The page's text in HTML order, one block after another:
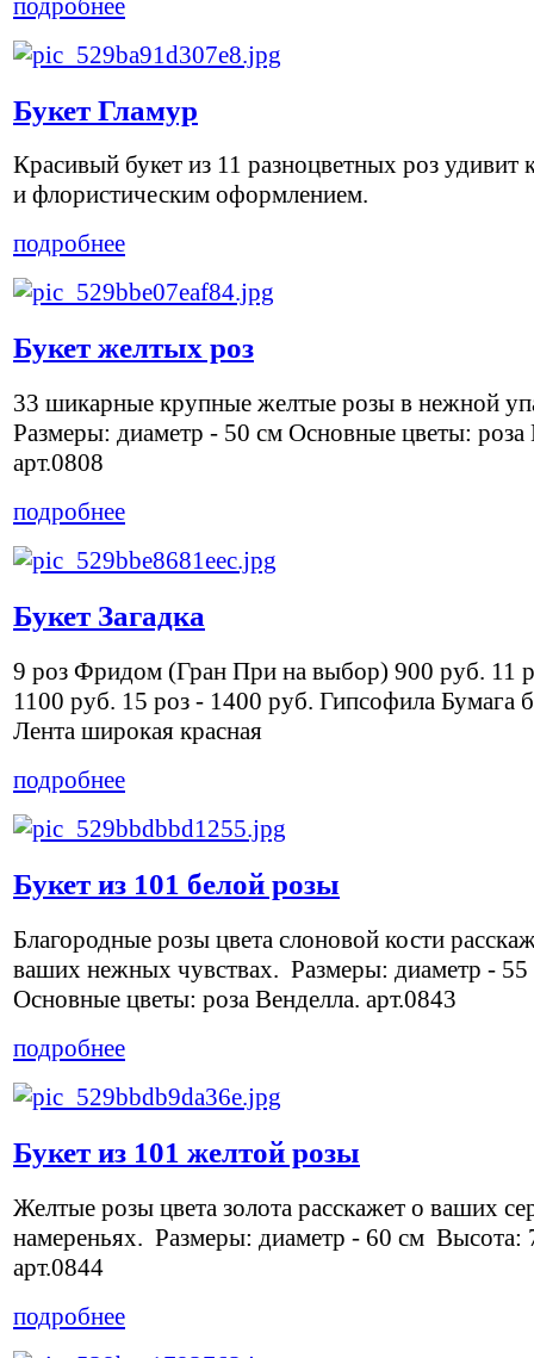
Букет Гламур
Красивый букет из 11 разноцветных роз удивит
и флористическим оформлением.
подробнее
Букет желтых роз
33 шикарные крупные желтые розы в нежной
Размеры: диаметр - 50 см Основные цветы: роза
арт.0808
подробнее
Букет Загадка
9 роз Фридом (Гран При на выбор) 900 руб. 11
1100 руб. 15 роз - 1400 руб. Гипсофила Бумага
Лента широкая красная
подробнее
Букет из 101 белой розы
Благородные розы цвета слоновой кости
ваших нежных чувствах. Размеры: диаметр -
Основные цветы: роза Венделла. арт.0843
подробнее
Букет из 101 желтой розы
Желтые розы цвета золота расскажет о ваших
намереньях. Размеры: диаметр - 60 см Высота:
арт.0844
подробнее